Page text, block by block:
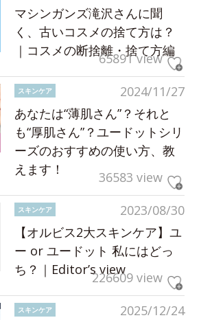
マシンガンズ滝沢さんに聞
く、古いコスメの捨て方は？
｜コスメの断捨離・捨て方編
65891 view
2024/11/27
スキンケア
あなたは“薄肌さん”？それと
も“厚肌さん”？ユードットシリ
ーズのおすすめの使い方、教
えます！
36583 view
2023/08/30
スキンケア
【オルビス2大スキンケア】ユ
ー or ユードット 私にはどっ
ち？｜Editor’s view226609 view
2025/12/24
スキンケア